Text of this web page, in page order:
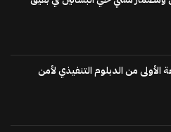
الأولى من الدبلوم التنفيذي لأمن